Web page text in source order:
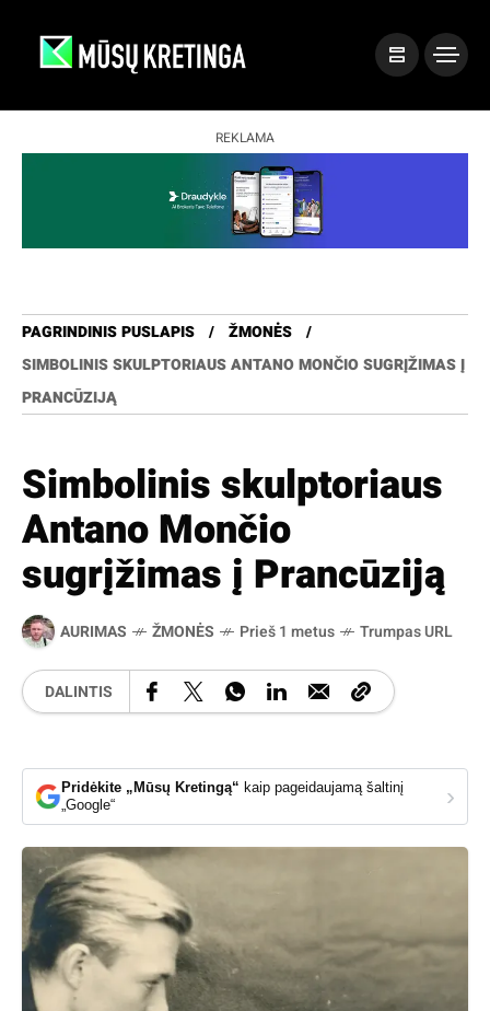
REKLAMA
PAGRINDINIS PUSLAPIS
ŽMONĖS
SIMBOLINIS SKULPTORIAUS ANTANO MONČIO SUGRĮŽIMAS Į
PRANCŪZIJĄ
Simbolinis skulptoriaus
Antano Mončio
sugrįžimas į Prancūziją
AURIMAS ŽMONĖS Prieš 1 metus Trumpas URL
DALINTIS
Pridėkite „Mūsų Kretingą“ kaip pageidaujamą šaltinį
„Google“
›